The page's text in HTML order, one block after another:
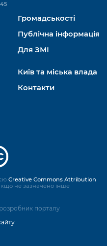
Громадськості
Публічна інформація
Для ЗМІ
Київ та міська влада
Контакти
порталу
Creative Commons Attribution
не зазначено інше